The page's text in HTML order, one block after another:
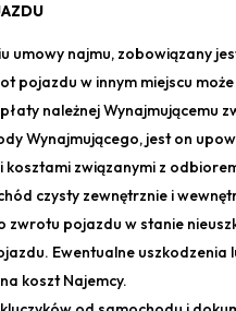
umowy najmu, zobowiązany
pojazdu w innym miejscu
należnej Wynajmującemu
Wynajmującego, jest on
kosztami związanymi z
czysty zewnętrznie i
zwrotu pojazdu w stanie
Ewentualne
koszt Najemcy.